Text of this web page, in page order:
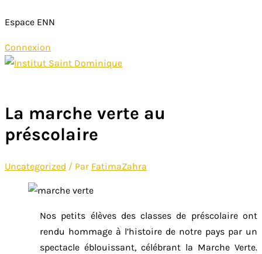
Espace ENN
Connexion
Aller
La marche verte au
préscolaire
Uncategorized / Par FatimaZahra
Nos petits élèves des classes de préscolaire ont
rendu hommage à l’histoire de notre pays par un
spectacle éblouissant, célébrant la Marche Verte.